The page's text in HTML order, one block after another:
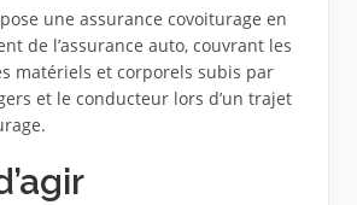
une assurance covoiturage en
de l’assurance auto, couvrant les
matériels et corporels subis par
et le conducteur lors d’un trajet